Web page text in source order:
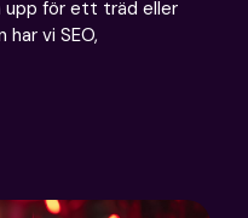
upp för ett träd eller
har vi SEO,